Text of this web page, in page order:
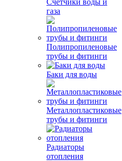
Счетчики воды и
газа
Полипропиленовые
трубы и фитинги
Баки для воды
Металлопластиковые
трубы и фитинги
Радиаторы
отопления